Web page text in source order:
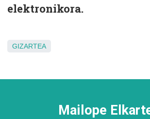
elektronikora.
GIZARTEA
Mailope